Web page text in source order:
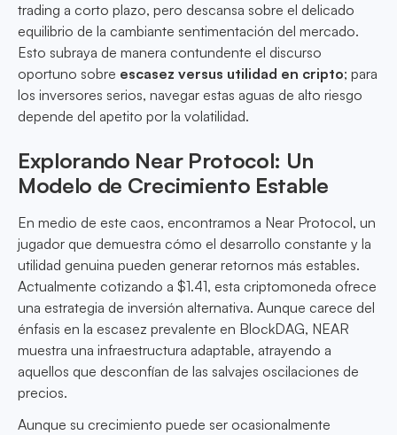
trading a corto plazo, pero descansa sobre el delicado
equilibrio de la cambiante sentimentación del mercado.
Esto subraya de manera contundente el discurso
oportuno sobre escasez versus utilidad en cripto; para
los inversores serios, navegar estas aguas de alto riesgo
depende del apetito por la volatilidad.
Explorando Near Protocol: Un
Modelo de Crecimiento Estable
En medio de este caos, encontramos a Near Protocol, un
jugador que demuestra cómo el desarrollo constante y la
utilidad genuina pueden generar retornos más estables.
Actualmente cotizando a $1.41, esta criptomoneda ofrece
una estrategia de inversión alternativa. Aunque carece del
énfasis en la escasez prevalente en BlockDAG, NEAR
muestra una infraestructura adaptable, atrayendo a
aquellos que desconfían de las salvajes oscilaciones de
precios.
Aunque su crecimiento puede ser ocasionalmente